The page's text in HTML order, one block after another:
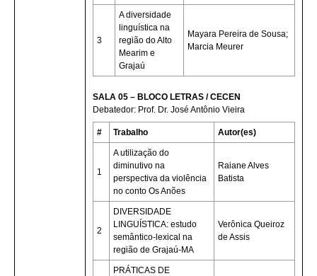
3
A diversidade
linguística na
região do Alto
Mearim e
Grajaú
Mayara Pereira de Sousa;
Marcia Meurer
SALA 05 – BLOCO LETRAS / CECEN
Debatedor: Prof. Dr. José Antônio Vieira
# Trabalho Autor(es)
1
A utilização do
diminutivo na
perspectiva da violência
no conto Os Anões
Raiane Alves
Batista
2
DIVERSIDADE
LINGUÍSTICA: estudo
semântico-lexical na
região de Grajaú-MA
Verônica Queiroz
de Assis
PRÁTICAS DE